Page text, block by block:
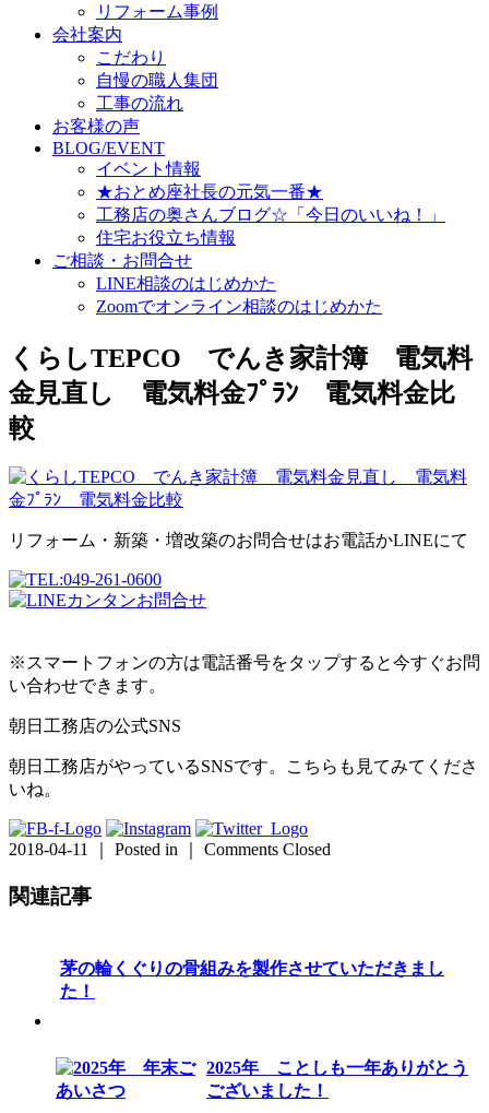
リフォーム事例
会社案内
こだわり
自慢の職人集団
工事の流れ
お客様の声
BLOG/EVENT
イベント情報
★おとめ座社長の元気一番★
工務店の奥さんブログ☆「今日のいいね！」
住宅お役立ち情報
ご相談・お問合せ
LINE相談のはじめかた
Zoomでオンライン相談のはじめかた
くらしTEPCO でんき家計簿 電気料
金見直し 電気料金ﾌﾟﾗﾝ 電気料金比
較
リフォーム・新築・増改築のお問合せはお電話かLINEにて
※スマートフォンの方は電話番号をタップすると今すぐお問
い合わせできます。
朝日工務店の公式SNS
朝日工務店がやっているSNSです。こちらも見てみてくださ
いね。
2018-04-11 ｜ Posted in ｜ Comments Closed
関連記事
茅の輪くぐりの骨組みを製作させていただきまし
た！
2025年 ことしも一年ありがとう
ございました！